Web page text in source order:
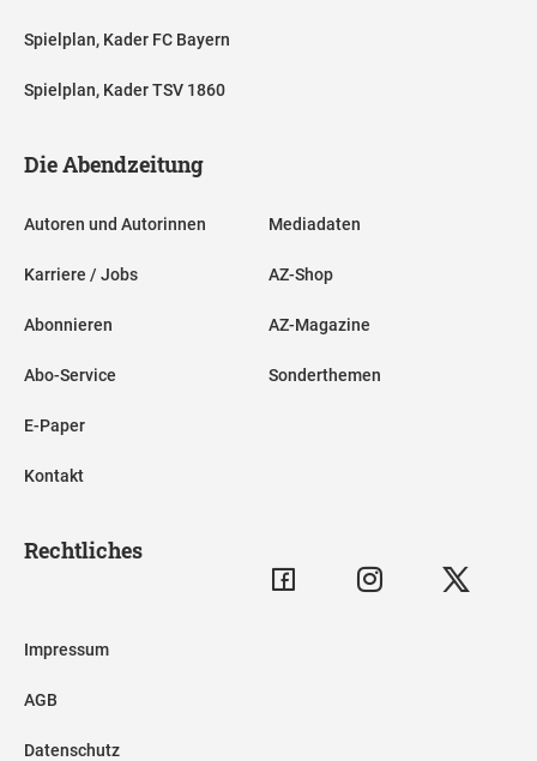
Spielplan, Kader FC Bayern
Spielplan, Kader TSV 1860
Die Abendzeitung
Autoren und Autorinnen
Karriere / Jobs
Abonnieren
Abo-Service
E-Paper
Kontakt
Mediadaten
AZ-Shop
AZ-Magazine
Sonderthemen
Rechtliches
Impressum
AGB
Datenschutz